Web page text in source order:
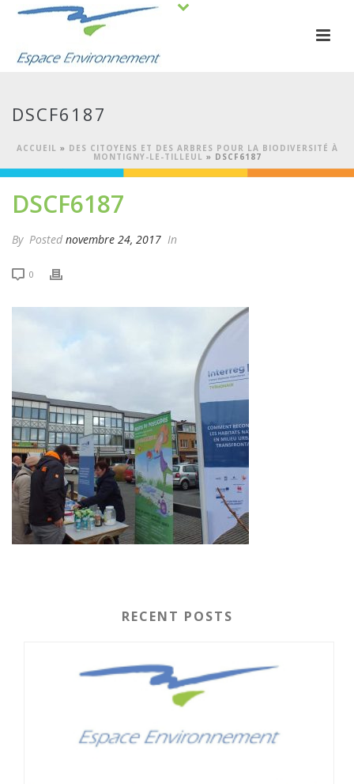
DSCF6187
ACCUEIL » DES CITOYENS ET DES ARBRES POUR LA BIODIVERSITÉ À
MONTIGNY-LE-TILLEUL » DSCF6187
DSCF6187
By Posted novembre 24, 2017 In
0
RECENT POSTS